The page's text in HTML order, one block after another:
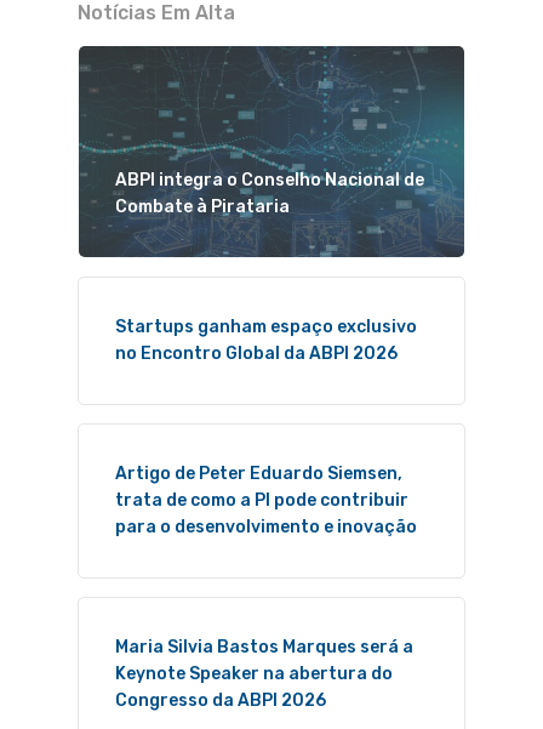
Notícias Em Alta
ABPI integra o Conselho Nacional de
Combate à Pirataria
Startups ganham espaço exclusivo
no Encontro Global da ABPI 2026
Artigo de Peter Eduardo Siemsen,
trata de como a PI pode contribuir
para o desenvolvimento e inovação
Maria Silvia Bastos Marques será a
Keynote Speaker na abertura do
Congresso da ABPI 2026